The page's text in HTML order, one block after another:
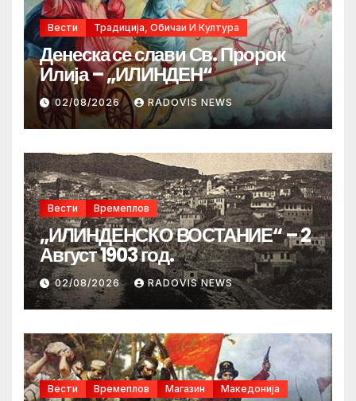
Вести Традиција, Обичаи И Култура
Денеска се слави Св. Пророк
Илија – „ИЛИНДЕН“
02/08/2026 RADOVIS NEWS
Вести Времеплов
„ИЛИНДЕНСКО ВОСТАНИЕ“ – 2
Август 1903 год.
02/08/2026 RADOVIS NEWS
Вести Времеплов Магазин Македонија